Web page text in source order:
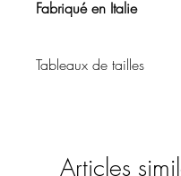
Fabriqué en Italie
Tableaux de tailles
Articles